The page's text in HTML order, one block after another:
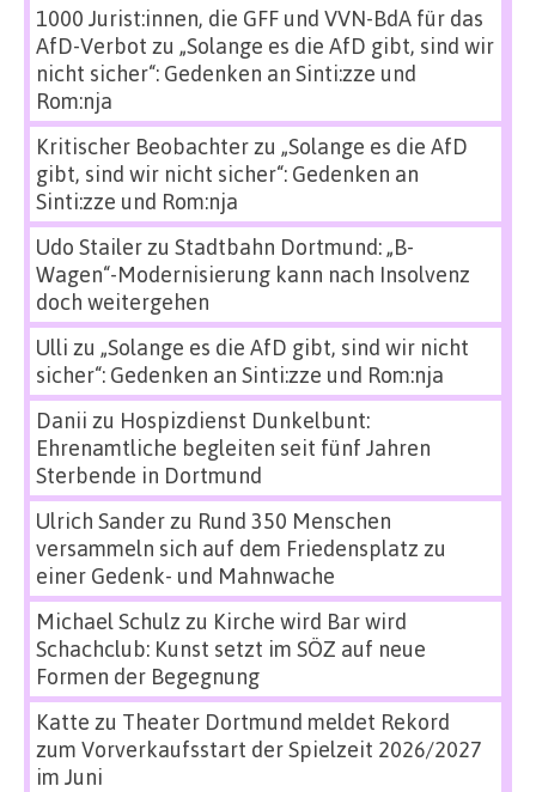
1000 Jurist:innen, die GFF und VVN-BdA für das
AfD-Verbot zu „Solange es die AfD gibt, sind wir
nicht sicher“: Gedenken an Sinti:zze und
Rom:nja
Kritischer Beobachterzu „Solange es die AfD
gibt, sind wir nicht sicher“: Gedenken an
Sinti:zze und Rom:nja
Udo Stailerzu Stadtbahn Dortmund: „B-
Wagen“-Modernisierung kann nach Insolvenz
doch weitergehen
Ulli zu „Solange es die AfD gibt, sind wir nicht
sicher“: Gedenken an Sinti:zze und Rom:nja
Danii zu Hospizdienst Dunkelbunt:
Ehrenamtliche begleiten seit fünf Jahren
Sterbende in Dortmund
Ulrich Sanderzu Rund 350 Menschen
versammeln sich auf dem Friedensplatz zu
einer Gedenk- und Mahnwache
Michael Schulz zu Kirche wird Bar wird
Schachclub: Kunst setzt im SÖZ auf neue
Formen der Begegnung
Katte zu Theater Dortmund meldet Rekord
zum Vorverkaufsstart der Spielzeit 2026/2027
im Juni